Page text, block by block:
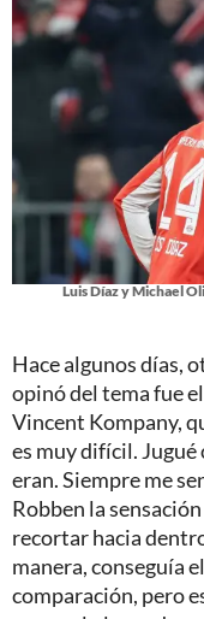
Luis Díaz y Michael
Hace algunos días,
opinó del tema fue
Vincent Kompany,
es muy difícil.
eran. Siempre me
Robben la
recortar hacia
manera, conseguía
comparación, pero